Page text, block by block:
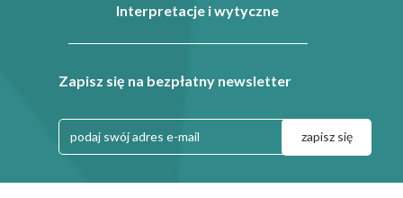
Interpretacje i wytyczne
Zapisz się na bezpłatny newsletter